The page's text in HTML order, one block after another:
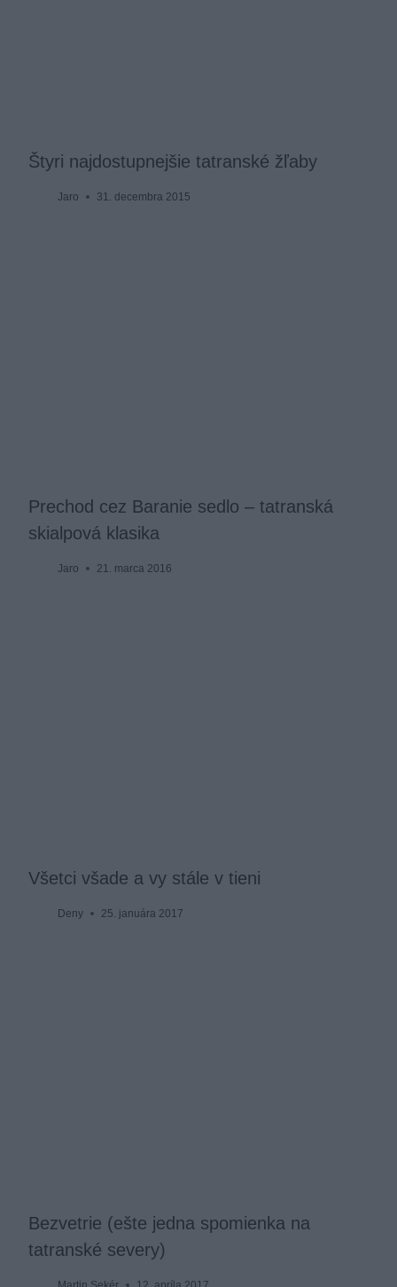
Štyri najdostupnejšie tatranské žľaby
Jaro 31. decembra 2015
Prechod cez Baranie sedlo – tatranská
skialpová klasika
Jaro 21. marca 2016
Všetci všade a vy stále v tieni
Deny 25. januára 2017
Bezvetrie (ešte jedna spomienka na
tatranské severy)